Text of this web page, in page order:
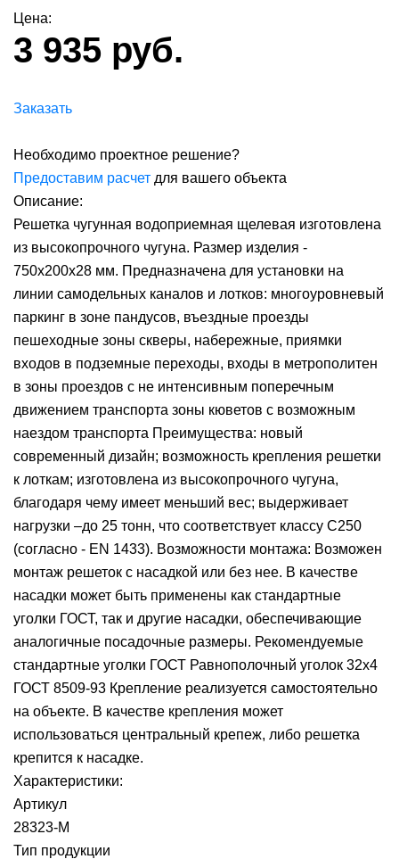
Цена:
3 935 руб.
Заказать
Необходимо проектное решение?
Предоставим расчет для вашего объекта
Описание:
Решетка чугунная водоприемная щелевая изготовлена
из высокопрочного чугуна. Размер изделия -
750x200x28 мм. Предназначена для установки на
линии самодельных каналов и лотков: многоуровневый
паркинг в зоне пандусов, въездные проезды
пешеходные зоны скверы, набережные, приямки
входов в подземные переходы, входы в метрополитен
в зоны проездов с не интенсивным поперечным
движением транспорта зоны кюветов с возможным
наездом транспорта Преимущества: новый
современный дизайн; возможность крепления решетки
к лоткам; изготовлена из высокопрочного чугуна,
благодаря чему имеет меньший вес; выдерживает
нагрузки –до 25 тонн, что соответствует классу С250
(согласно - EN 1433). Возможности монтажа: Возможен
монтаж решеток с насадкой или без нее. В качестве
насадки может быть применены как стандартные
уголки ГОСТ, так и другие насадки, обеспечивающие
аналогичные посадочные размеры. Рекомендуемые
стандартные уголки ГОСТ Равнополочный уголок 32х4
ГОСТ 8509-93 Крепление реализуется самостоятельно
на объекте. В качестве крепления может
использоваться центральный крепеж, либо решетка
крепится к насадке.
Характеристики:
Артикул
28323-М
Тип продукции